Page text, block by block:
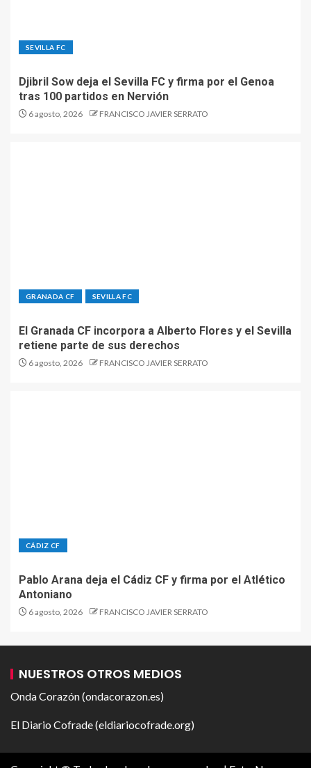
SEVILLA FC
Djibril Sow deja el Sevilla FC y firma por el Genoa
tras 100 partidos en Nervión
6 agosto, 2026 FRANCISCO JAVIER SERRATO
GRANADA CF SEVILLA FC
El Granada CF incorpora a Alberto Flores y el Sevilla
retiene parte de sus derechos
6 agosto, 2026 FRANCISCO JAVIER SERRATO
CÁDIZ CF
Pablo Arana deja el Cádiz CF y firma por el Atlético
Antoniano
6 agosto, 2026 FRANCISCO JAVIER SERRATO
NUESTROS OTROS MEDIOS
Onda Corazón (ondacorazon.es)
El Diario Cofrade (eldiariocofrade.org)